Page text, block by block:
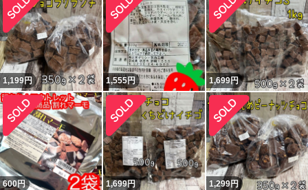
1,199円 1,555円 1,699円
600円 1,699円 1,299円